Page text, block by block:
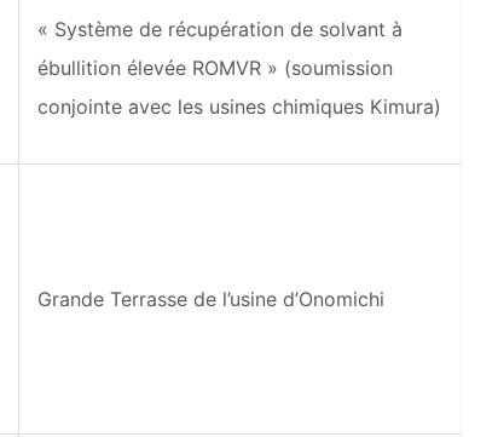
« Système de récupération de solvant à
ébullition élevée ROMVR » (soumission
conjointe avec les usines chimiques Kimura)
Grande Terrasse de l’usine d’Onomichi